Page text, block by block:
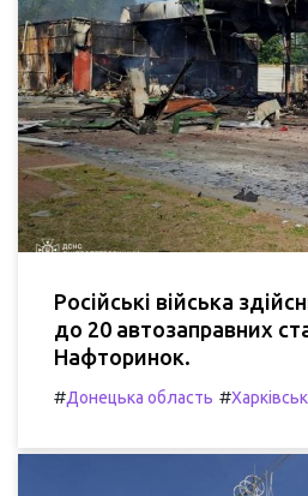
Російські війська
до 20 автозаправних
Нафторинок.
#Донецька область #